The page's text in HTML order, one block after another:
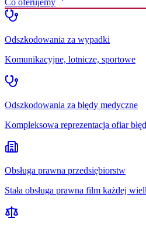
Co oferujemy
Odszkodowania za wypadki
Komunikacyjne, lotnicze, sportowe
Odszkodowania za błędy medyczne
Kompleksowa reprezentacja ofiar
Obsługa prawna przedsiębiorstw
Stała obsługa prawna film każdej